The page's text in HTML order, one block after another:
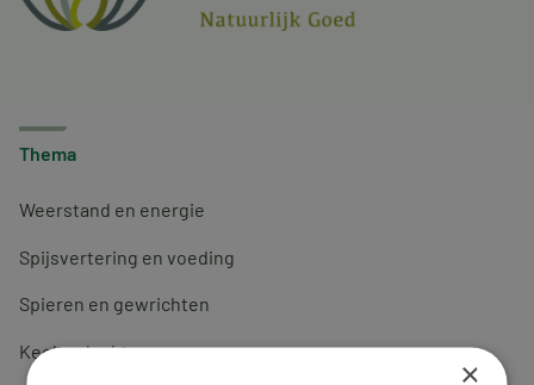
Thema
Weerstand en energie
Spijsvertering en voeding
Spieren en gewrichten
Keel en luchtwegen
×